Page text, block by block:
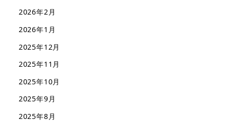
2026年2月
2026年1月
2025年12月
2025年11月
2025年10月
2025年9月
2025年8月